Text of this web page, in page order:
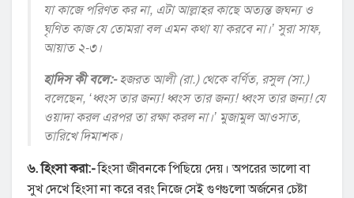
যা কাজে পরিণত কর না, এটা আল্লাহর কাছে অত্যন্ত জঘন্য ও
ঘৃণিত কাজ যে তোমরা বল এমন কথা যা করবে না।’ সুরা সাফ,
আয়াত ২-৩।
হাদিস কী বলে:-হজরত আলী (রা.) থেকে বর্ণিত, রসুল (সা.)
বলেছেন, ‘ধ্বংস তার জন্য! ধ্বংস তার জন্য! ধ্বংস তার জন্য! যে
ওয়াদা করল এরপর তা রক্ষা করল না।’ মুজামুল আওসাত,
তারিখে দিমাশক।
৬. হিংসা করা:-হিংসা জীবনকে পিছিয়ে দেয়। অপরের ভালো বা
সুখ দেখে হিংসা না করে বরং নিজে সেই গুণগুলো অর্জনের চেষ্টা